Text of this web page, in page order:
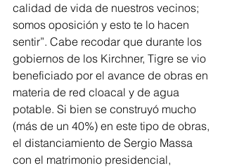
calidad de vida de nuestros vecinos;
somos oposición y esto te lo hacen
sentir”. Cabe recodar que durante los
gobiernos de los Kirchner, Tigre se vio
beneficiado por el avance de obras en
materia de red cloacal y de agua
potable. Si bien se construyó mucho
(más de un 40%) en este tipo de obras,
el distanciamiento de Sergio Massa
con el matrimonio presidencial,